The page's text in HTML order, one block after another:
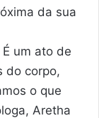
da sua
um ato de
do corpo,
o que
Aretha